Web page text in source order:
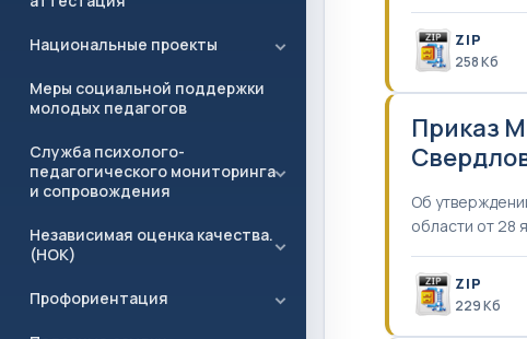
Национальные проекты
Меры социальной поддержки
молодых педагогов
Служба психолого-
педагогического мониторинга
и сопровождения
Независимая оценка качества.
(НОК)
Профориентация
ZIP
258 Кб
Приказ
Об
области от 28
ZIP
229 Кб